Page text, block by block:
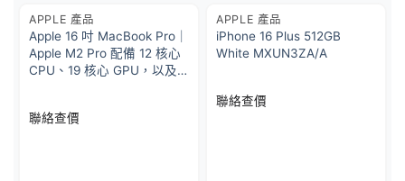
APPLE 產品
Apple 16 吋 MacBook Pro｜
Apple M2 Pro 配備 12 核心
CPU、19 核心 GPU，以及
聯絡查價
APPLE 產品
iPhone 16 Plus 512GB
White MXUN3ZA/A
聯絡查價